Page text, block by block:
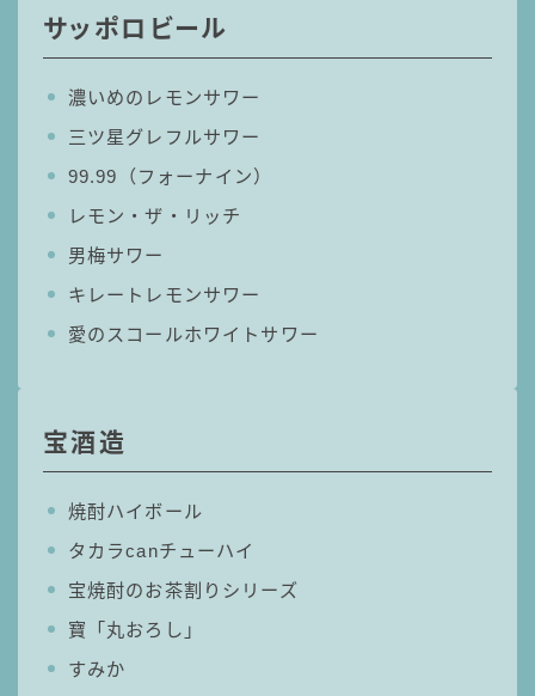
オリオンビール
natura WATTA
ちゅらWATTA
合同酒精
その他メーカー
素滴しぼり
お得情報
運営者情報
お問い合わせ
サッポロビール
濃いめのレモンサワー
三ツ星グレフルサワー
99.99（フォーナイン）
レモン・ザ・リッチ
男梅サワー
キレートレモンサワー
愛のスコールホワイトサワー
宝酒造
焼酎ハイボール
タカラcanチューハイ
宝焼酎のお茶割りシリーズ
寶「丸おろし」
すみか